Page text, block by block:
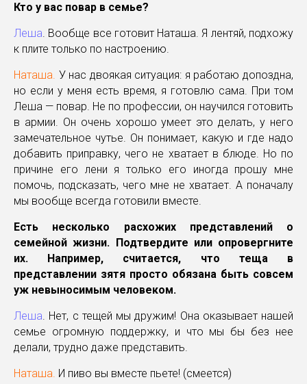
Кто у вас повар в семье?
Леша . Вообще все готовит Наташа. Я лентяй, подхожу
к плите только по настроению.
Наташа. У нас двоякая ситуация: я работаю допоздна,
но если у меня есть время, я готовлю сама. При том
Леша — повар. Не по профессии, он научился готовить
в армии. Он очень хорошо умеет это делать, у него
замечательное чутье. Он понимает, какую и где надо
добавить приправку, чего не хватает в блюде. Но по
причине его лени я только его иногда прошу мне
помочь, подсказать, чего мне не хватает. А поначалу
мы вообще всегда готовили вместе.
Есть несколько расхожих представлений о
семейной жизни. Подтвердите или опровергните
их. Например, считается, что теща в
представлении зятя просто обязана быть совсем
уж невыносимым человеком.
Леша . Нет, с тещей мы дружим! Она оказывает нашей
семье огромную поддержку, и что мы бы без нее
делали, трудно даже представить.
Наташа. И пиво вы вместе пьете! (смеется)